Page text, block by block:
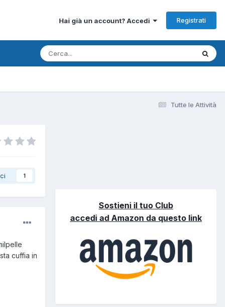
Hai già un account? Accedi Registrati
Tutte le Attività
1
cuffia in
Sostieni il tuo Club
accedi ad Amazon da questo link